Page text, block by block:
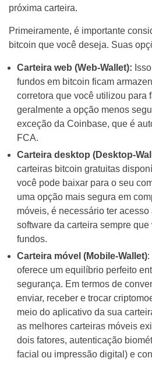
próxima carteira.
Primeiramente, é importante
bitcoin que você deseja. Suas
Carteira web (Web-Wallet):
fundos em bitcoin ficam
corretora que você utilizou para
geralmente a opção menos
exceção da Coinbase, que é
FCA.
Carteira desktop (Desktop-
carteiras bitcoin gratuitas
você pode baixar para o seu
uma opção mais segura em
móveis, é necessário ter
software da carteira sempre
fundos.
Carteira móvel (Mobile-Wallet):
oferece um equilíbrio perfeito
segurança. Em termos de
enviar, receber e trocar
meio do aplicativo da sua
as melhores carteiras móveis
dois fatores, autenticação
facial ou impressão digital) e